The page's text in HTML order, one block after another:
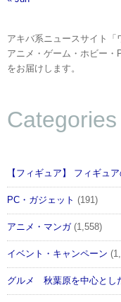
アキバ系ニュースサイト「
アニメ・ゲーム・ホビー・
をお届けします。
Categories
【フィギュア】 フィギュ
PC・ガジェット (191)
アニメ・マンガ(1,558)
イベント・キャンペーン
グルメ 秋葉原を中心とし